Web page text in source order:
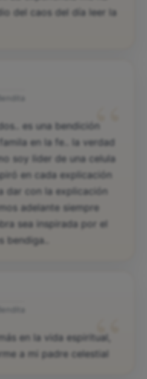
del caos del día leer la
“
es una bendición
en la fe.. la verdad
soy lider de una celula
en cada explicación
dar con la explicación
adelante siempre
sea inspirada por el
bendiga..
“
en la vida espiritual,
a mi padre celestial